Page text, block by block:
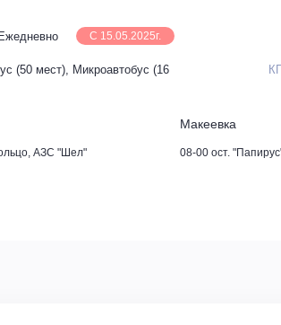
С 15.05.2025г.
(50 мест), Микроавтобус (16
АЗС "Шел"
Макеевка
08-00 ост.